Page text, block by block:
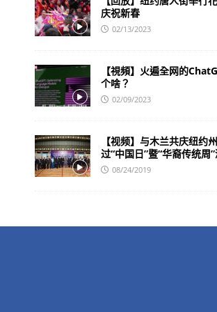
庆祝新春
02/13/2023
【視頻】火遍全网的
个啥？
02/09/2023
【视频】与木兰共庆纽约
过“中国日”暨“华裔传统周
08/24/2019